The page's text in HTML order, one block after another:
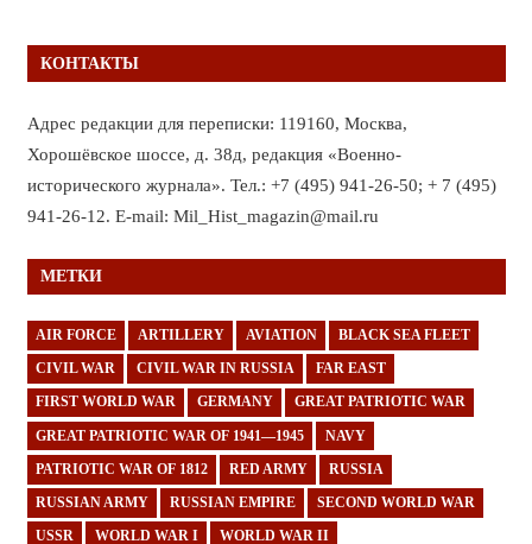
КОНТАКТЫ
Адрес редакции для переписки: 119160, Москва,
Хорошёвское шоссе, д. 38д, редакция «Военно-
исторического журнала». Тел.: +7 (495) 941-26-50; + 7 (495)
941-26-12. E-mail: Mil_Hist_magazin@mail.ru
МЕТКИ
AIR FORCE ARTILLERY AVIATION BLACK SEA FLEET
CIVIL WAR CIVIL WAR IN RUSSIA FAR EAST
FIRST WORLD WAR GERMANY GREAT PATRIOTIC WAR
GREAT PATRIOTIC WAR OF 1941—1945 NAVY
PATRIOTIC WAR OF 1812 RED ARMY RUSSIA
RUSSIAN ARMY RUSSIAN EMPIRE SECOND WORLD WAR
USSR WORLD WAR I WORLD WAR II